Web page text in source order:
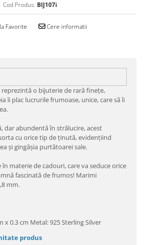
Cod Produs: BIJ107i
Favorite Cere informatii
o bijuterie de rară fineţe,
îi plac lucrurile frumoase, unice, care să îi
dar abundentă în strălucire, acest
cu orice tip de ţinută, evidenţiind
şi gingăşia purtătoarei sale.
în materie de cadouri, care va seduce orice
fascinată de frumos! Marimi
mm.
x 0.3 cm Metal: 925 Sterling Silver
produs